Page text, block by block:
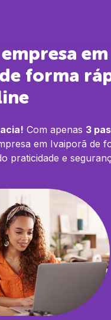
em
de forma
Com apenas 3
em Ivaiporã de
praticidade e